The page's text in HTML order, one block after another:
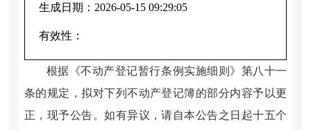
生成日期： 2026-05-15 09:29:05
有效性：
根据《不动产登记暂行条例实施细则》第八十一
条的规定，拟对下列不动产登记簿的部分内容予以更
正，现予公告。如有异议，请自本公告之日起十五个